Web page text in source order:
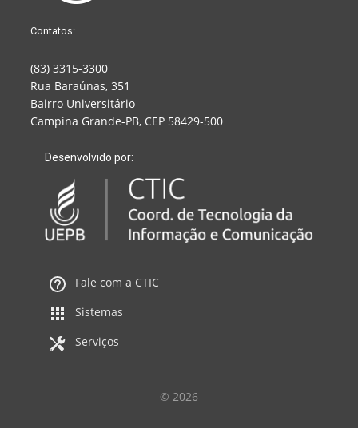
Contatos:
(83) 3315-3300
Rua Baraúnas, 351
Bairro Universitário
Campina Grande-PB, CEP 58429-500
Desenvolvido por:
Fale com a CTIC
Sistemas
Serviços
© 2026